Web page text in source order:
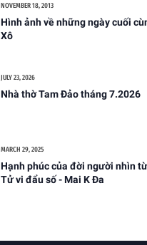
NOVEMBER 18, 2013
Hình ảnh về những ngày cuối
Xô
JULY 23, 2026
Nhà thờ Tam Đảo tháng 7.2026
MARCH 29, 2025
Hạnh phúc của đời người nhìn
Tử vi đẩu số - Mai K Đa